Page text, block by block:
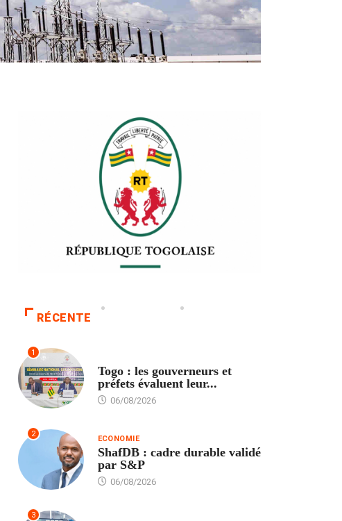
RÉCENTE
1
Togo : les gouverneurs et
préfets évaluent leur...
06/08/2026
2 ECONOMIE
ShafDB : cadre durable validé
par S&P
06/08/2026
3